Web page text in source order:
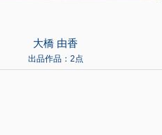
大橋 由香
出品作品：2点